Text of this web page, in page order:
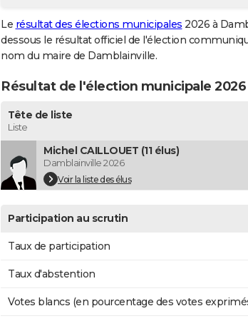
Le résultat des élections municipales 2026 à
dessous le résultat officiel de l'élection
nom du maire de Damblainville.
Résultat de l'élection municipale
Tête de liste
Liste
Michel CAILLOUET (11 élus)
Damblainville 2026
Voir la liste des élus
Participation au scrutin
Taux de participation
Taux d'abstention
Votes blancs (en pourcentage des votes